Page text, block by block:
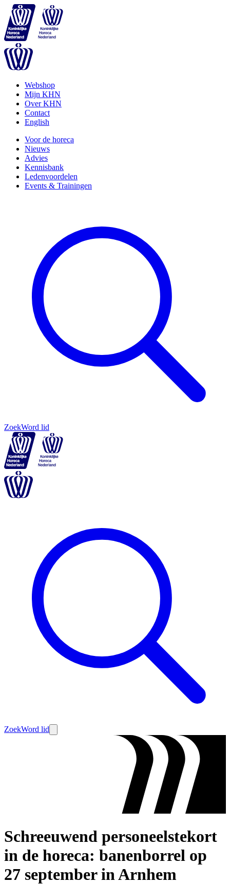
Webshop
Mijn KHN
Over KHN
Contact
English
Voor de horeca
Nieuws
Advies
Kennisbank
Ledenvoordelen
Events & Trainingen
ZoekWord lid
ZoekWord lid
Schreeuwend personeelstekort
in de horeca: banenborrel op
27 september in Arnhem